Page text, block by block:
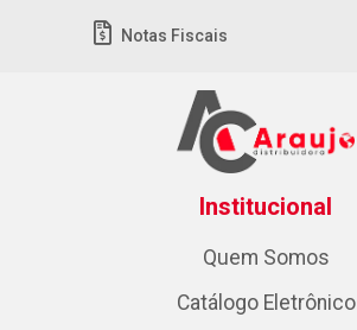
Notas Fiscais
Institucional
Quem Somos
Catálogo Eletrônico